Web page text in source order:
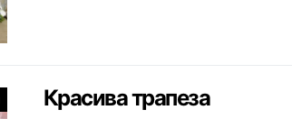
Красива трапеза